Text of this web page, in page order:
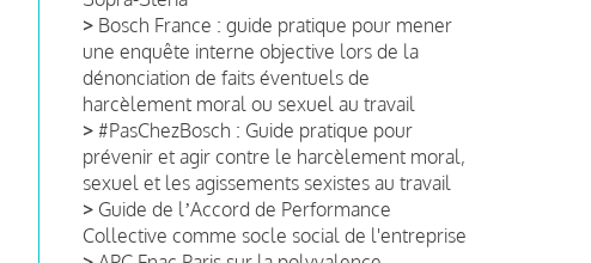
> Bosch France : guide pratique pour mener
une enquête interne objective lors de la
dénonciation de faits éventuels de
harcèlement moral ou sexuel au travail
> #PasChezBosch : Guide pratique pour
prévenir et agir contre le harcèlement moral,
sexuel et les agissements sexistes au travail
> Guide de lʼAccord de Performance
Collective comme socle social de l'entreprise